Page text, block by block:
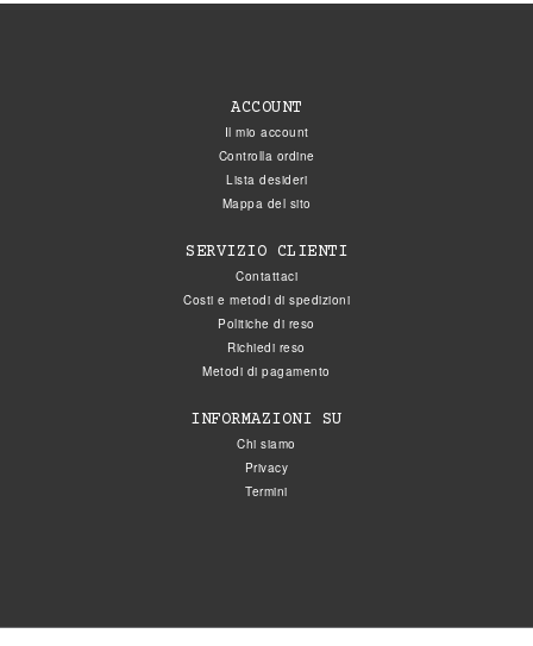
ACCOUNT
Il mio account
Controlla ordine
Lista desideri
Mappa del sito
SERVIZIO CLIENTI
Contattaci
Costi e metodi di spedizioni
Politiche di reso
Richiedi reso
Metodi di pagamento
INFORMAZIONI SU
Chi siamo
Privacy
Termini